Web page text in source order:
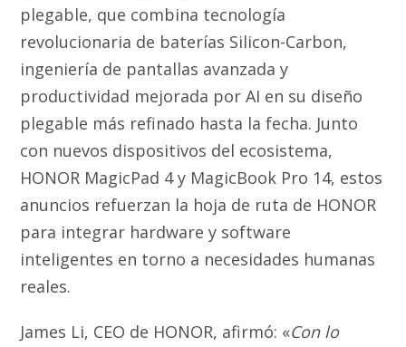
plegable, que combina tecnología
revolucionaria de baterías Silicon-Carbon,
ingeniería de pantallas avanzada y
productividad mejorada por AI en su diseño
plegable más refinado hasta la fecha. Junto
con nuevos dispositivos del ecosistema,
HONOR MagicPad 4 y MagicBook Pro 14, estos
anuncios refuerzan la hoja de ruta de HONOR
para integrar hardware y software
inteligentes en torno a necesidades humanas
reales.
James Li, CEO de HONOR, afirmó: «Con lo